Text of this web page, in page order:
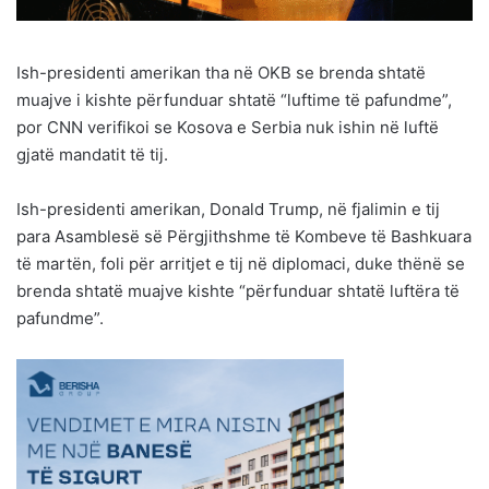
Ish-presidenti amerikan tha në OKB se brenda shtatë
muajve i kishte përfunduar shtatë “luftime të pafundme”,
por CNN verifikoi se Kosova e Serbia nuk ishin në luftë
gjatë mandatit të tij.
Ish-presidenti amerikan, Donald Trump, në fjalimin e tij
para Asamblesë së Përgjithshme të Kombeve të Bashkuara
të martën, foli për arritjet e tij në diplomaci, duke thënë se
brenda shtatë muajve kishte “përfunduar shtatë luftëra të
pafundme”.